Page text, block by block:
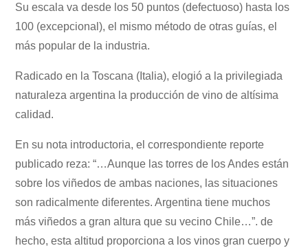
Su escala va desde los 50 puntos (defectuoso) hasta los
100 (excepcional), el mismo método de otras guías, el
más popular de la industria.
Radicado en la Toscana (Italia), elogió a la privilegiada
naturaleza argentina la producción de vino de altísima
calidad.
En su nota introductoria, el correspondiente reporte
publicado reza: “…Aunque las torres de los Andes están
sobre los viñedos de ambas naciones, las situaciones
son radicalmente diferentes. Argentina tiene muchos
más viñedos a gran altura que su vecino Chile…”. de
hecho, esta altitud proporciona a los vinos gran cuerpo y